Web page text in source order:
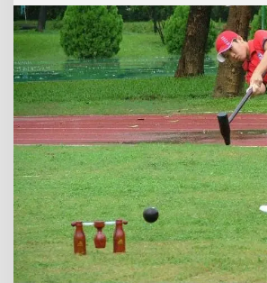
u
k
,
W
o
o
d
b
a
l
l
D
i
h
a
r
a